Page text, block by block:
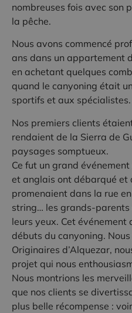
nombreuses fois avec son
la pêche.
Nous avons commencé
ans dans un appartement
en achetant quelques
quand le canyoning était
sportifs et aux spécialistes.
Nos premiers clients
rendaient de la Sierra de
paysages somptueux.
Ce fut un grand
et anglais ont débarqué et
promenaient dans la rue
string… les grands-parents
leurs yeux. Cet événement
débuts du canyoning. Nous
Originaires d’Alquezar,
projet qui nous
Nous montrions les
que nos clients se
plus belle récompense :